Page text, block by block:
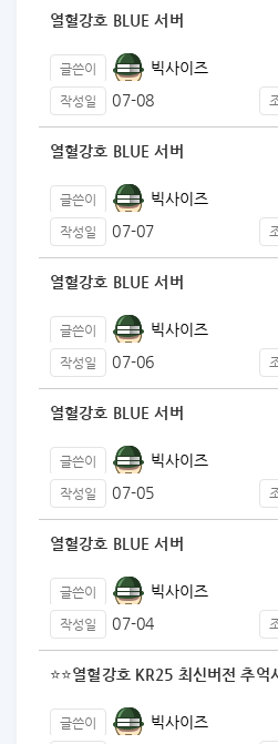
열혈강호 BLUE 서버
글쓴이 빅사이즈
작성일 07-08
열혈강호 BLUE 서버
글쓴이 빅사이즈
작성일 07-07
열혈강호 BLUE 서버
글쓴이 빅사이즈
작성일 07-06
열혈강호 BLUE 서버
글쓴이 빅사이즈
작성일 07-05
열혈강호 BLUE 서버
글쓴이 빅사이즈
작성일 07-04
⭐⭐열혈강호 KR25 최신버전 추
글쓴이 빅사이즈